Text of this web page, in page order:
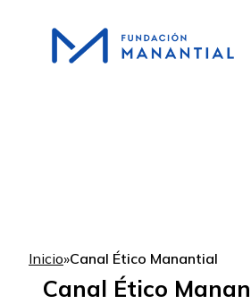
Inicio»Canal Ético Manantial
Canal Ético